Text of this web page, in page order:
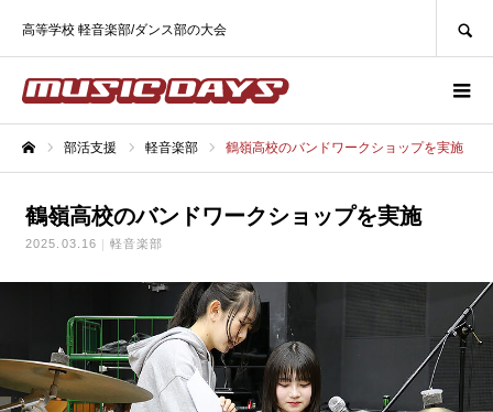
高等学校 軽音楽部/ダンス部の大会
部活支援 軽音楽部 鶴嶺高校のバンドワークショップを実施
鶴嶺高校のバンドワークショップを実施
2025.03.16 軽音楽部